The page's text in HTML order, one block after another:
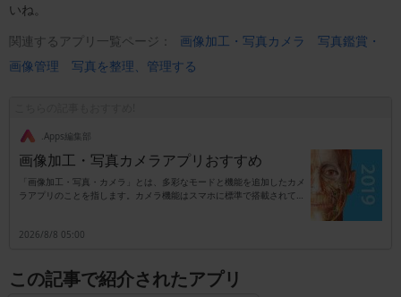
いね。
関連するアプリ一覧ページ：
画像加工・写真カメラ
写真鑑賞・
画像管理
写真を整理、管理する
.Apps編集部
画像加工・写真カメラアプリおすすめ
「画像加工・写真・カメラ」とは、多彩なモードと機能を追加したカメ
ラアプリのことを指します。カメラ機能はスマホに標準で搭載されてい
後に加工を行うタイプなどがあり、これらのタイプがセットになってい
肌を白くしたり可愛いカラーで全体を覆ったりも可能で、SNSを利用し
ている人のサポートアイテムとしても便利です。本来の画素数をアップ
2026/8/8 05:00
この記事で紹介されたアプリ